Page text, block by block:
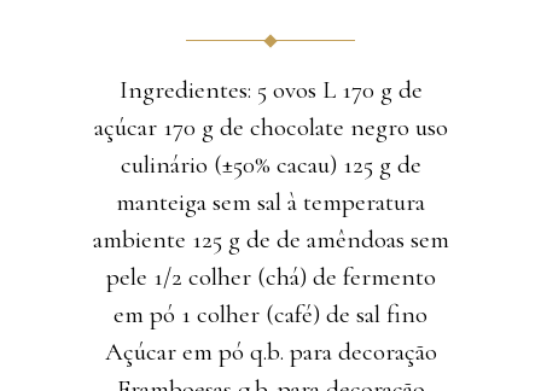
Ingredientes: 5 ovos L 170 g de
açúcar 170 g de chocolate negro uso
culinário (±50% cacau) 125 g de
manteiga sem sal à temperatura
ambiente 125 g de de amêndoas sem
pele 1/2 colher (chá) de fermento
em pó 1 colher (café) de sal fino
Açúcar em pó q.b. para decoração